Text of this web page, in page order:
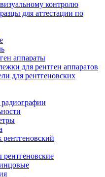
контролю
для аттестации по
аппараты
для рентген аппаратов
для рентгеновских